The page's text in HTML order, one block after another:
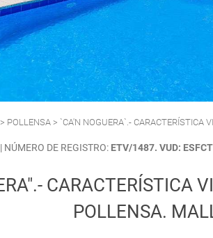
> POLLENSA > `CA'N NOGUERA`.- CARACTERÍSTICA
| NÚMERO DE REGISTRO: ETV/1487. VUD:
CARACTERÍSTICA
POLLENSA.